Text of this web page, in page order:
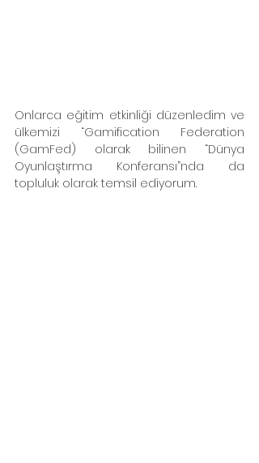
Onlarca eğitim etkinliği düzenledim ve
ülkemizi “Gamification Federation
(GamFed) olarak bilinen “Dünya
Oyunlaştırma Konferansı”nda da
topluluk olarak temsil ediyorum.